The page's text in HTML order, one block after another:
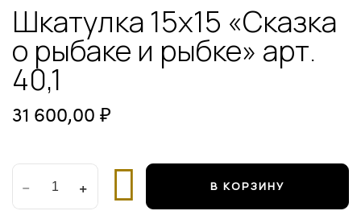
Шкатулка 15х15 «Сказка
о рыбаке и рыбке» арт.
40,1
31 600,00 ₽
КОЛ-
ВО
В КОРЗИНУ